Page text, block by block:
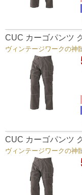
CUC カーゴパンツ
ヴィンテージワークの神
CUC カーゴパンツ
ヴィンテージワークの神